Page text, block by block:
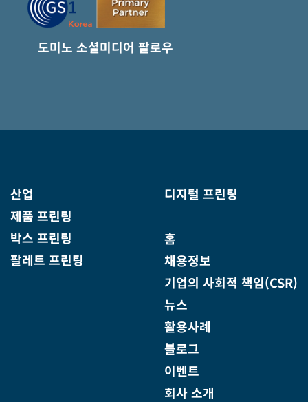
도미노 소셜미디어 팔로우
산업
제품 프린팅
박스 프린팅
팔레트 프린팅
디지털 프린팅
홈
채용정보
기업의 사회적 책임(CSR)
뉴스
활용사례
블로그
이벤트
회사 소개